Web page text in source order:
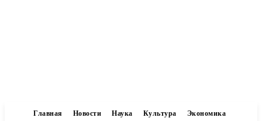
Главная Новости Наука Культура Экономика